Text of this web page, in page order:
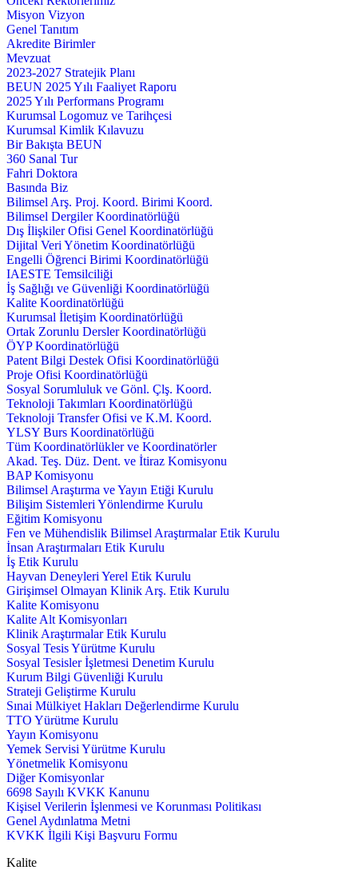
Misyon Vizyon
Genel Tanıtım
Akredite Birimler
Mevzuat
2023-2027 Stratejik Planı
BEUN 2025 Yılı Faaliyet Raporu
2025 Yılı Performans Programı
Kurumsal Logomuz ve Tarihçesi
Kurumsal Kimlik Kılavuzu
Bir Bakışta BEUN
360 Sanal Tur
Fahri Doktora
Basında Biz
Bilimsel Arş. Proj. Koord. Birimi Koord.
Bilimsel Dergiler Koordinatörlüğü
Dış İlişkiler Ofisi Genel Koordinatörlüğü
Dijital Veri Yönetim Koordinatörlüğü
Engelli Öğrenci Birimi Koordinatörlüğü
IAESTE Temsilciliği
İş Sağlığı ve Güvenliği Koordinatörlüğü
Kalite Koordinatörlüğü
Kurumsal İletişim Koordinatörlüğü
Ortak Zorunlu Dersler Koordinatörlüğü
ÖYP Koordinatörlüğü
Patent Bilgi Destek Ofisi Koordinatörlüğü
Proje Ofisi Koordinatörlüğü
Sosyal Sorumluluk ve Gönl. Çlş. Koord.
Teknoloji Takımları Koordinatörlüğü
Teknoloji Transfer Ofisi ve K.M. Koord.
YLSY Burs Koordinatörlüğü
Tüm Koordinatörlükler ve Koordinatörler
Akad. Teş. Düz. Dent. ve İtiraz Komisyonu
BAP Komisyonu
Bilimsel Araştırma ve Yayın Etiği Kurulu
Bilişim Sistemleri Yönlendirme Kurulu
Eğitim Komisyonu
Fen ve Mühendislik Bilimsel Araştırmalar Etik Kurulu
İnsan Araştırmaları Etik Kurulu
İş Etik Kurulu
Hayvan Deneyleri Yerel Etik Kurulu
Girişimsel Olmayan Klinik Arş. Etik Kurulu
Kalite Komisyonu
Kalite Alt Komisyonları
Klinik Araştırmalar Etik Kurulu
Sosyal Tesis Yürütme Kurulu
Sosyal Tesisler İşletmesi Denetim Kurulu
Kurum Bilgi Güvenliği Kurulu
Strateji Geliştirme Kurulu
Sınai Mülkiyet Hakları Değerlendirme Kurulu
TTO Yürütme Kurulu
Yayın Komisyonu
Yemek Servisi Yürütme Kurulu
Yönetmelik Komisyonu
Diğer Komisyonlar
6698 Sayılı KVKK Kanunu
Kişisel Verilerin İşlenmesi ve Korunması Politikası
Genel Aydınlatma Metni
KVKK İlgili Kişi Başvuru Formu
Kalite